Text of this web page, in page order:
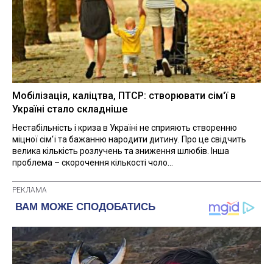
Мобілізація, каліцтва, ПТСР: створювати сім'ї в
Україні стало складніше
Нестабільність і криза в Україні не сприяють створенню
міцної сім'ї та бажанню народити дитину. Про це свідчить
велика кількість розлучень та зниження шлюбів. Інша
проблема – скорочення кількості чоло...